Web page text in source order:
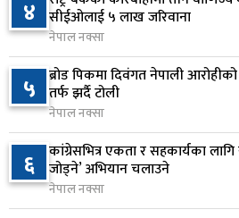
९
२५० रुपैयाँको सामान किन्दा
जिते १० लाख
६ घण्टा अघि
१०
माछापुच्छ्रे बैंकको
उपहार कार्यक्रममा सहभागी
६ घण्टा अघि
४ सीईओलाई ५ लाख जरिवाना
नेपाल नक्सा
५ ब्रोड पिकमा दिवंगत नेपाली
तर्फ झर्दै टोली
नेपाल नक्सा
६ कांग्रेसभित्र एकता र सहकार्यका
जोड्ने’ अभियान चलाउने
नेपाल नक्सा